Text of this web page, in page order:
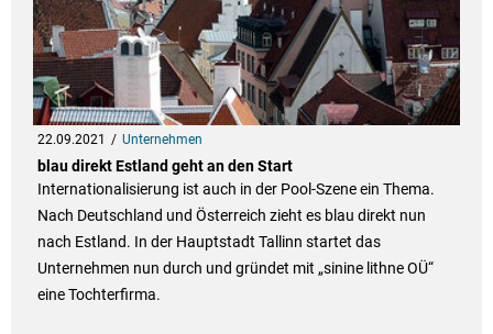
22.09.2021 Unternehmen
blau direkt Estland geht an den Start
Internationalisierung ist auch in der Pool-Szene ein Thema.
Nach Deutschland und Österreich zieht es blau direkt nun
nach Estland. In der Hauptstadt Tallinn startet das
Unternehmen nun durch und gründet mit „sinine lithne OÜ“
eine Tochterfirma.